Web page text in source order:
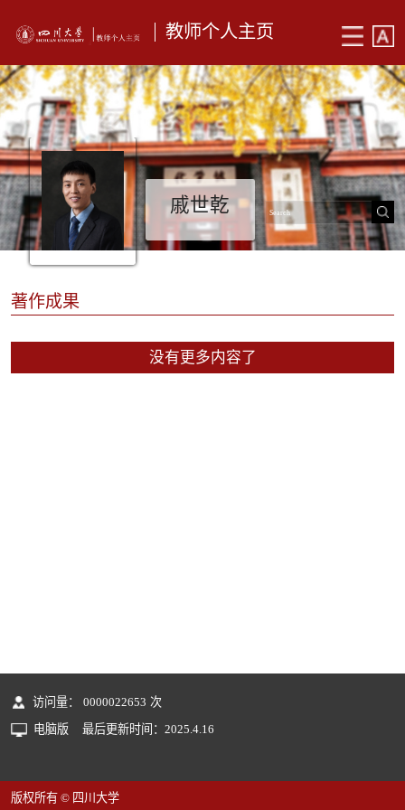
教师个人主页
戚世乾
著作成果
没有更多内容了
访问量： 0000022653 次
电脑版
最后更新时间： 2025 4. 16
版权所有 © 四川大学